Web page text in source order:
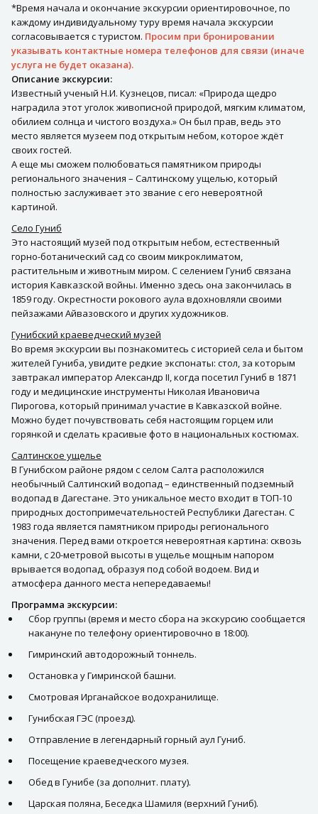
*Время начала и окончание экскурсии ориентировочное, по
каждому индивидуальному туру время начала экскурсии
согласовывается с туристом. Просим при бронировании
указывать контактные номера телефонов для связи (иначе
услуга не будет оказана).
Описание экскурсии:
Известный ученый Н.И. Кузнецов, писал: «Природа щедро
наградила этот уголок живописной природой, мягким климатом,
обилием солнца и чистого воздуха.» Он был прав, ведь это
место является музеем под открытым небом, которое ждёт
своих гостей.
А еще мы сможем полюбоваться памятником природы
регионального значения – Салтинскому ущелью, который
полностью заслуживает это звание с его невероятной
картиной.
Село Гуниб
Это настоящий музей под открытым небом, естественный
горно-ботанический сад со своим микроклиматом,
растительным и животным миром. С селением Гуниб связана
история Кавказской войны. Именно здесь она закончилась в
1859 году. Окрестности рокового аула вдохновляли своими
пейзажами Айвазовского и других художников.
Гунибский краеведческий музей
Во время экскурсии вы познакомитесь с историей села и бытом
жителей Гуниба, увидите редкие экспонаты: стол, за которым
завтракал император Александр II, когда посетил Гуниб в 1871
году и медицинские инструменты Николая Ивановича
Пирогова, который принимал участие в Кавказской войне.
Можно будет почувствовать себя настоящим горцем или
горянкой и сделать красивые фото в национальных костюмах.
Салтинское ущелье
В Гунибском районе рядом с селом Салта расположился
необычный Салтинский водопад – единственный подземный
водопад в Дагестане. Это уникальное место входит в ТОП-10
природных достопримечательностей Республики Дагестан. С
1983 года является памятником природы регионального
значения. Перед вами откроется невероятная картина: сквозь
камни, с 20-метровой высоты в ущелье мощным напором
врывается водопад, образуя под собой водоем. Вид и
атмосфера данного места непередаваемы!
Программа экскурсии:
Сбор группы (время и место сбора на экскурсию сообщается
накануне по телефону ориентировочно в 18:00).
Гимринский автодорожный тоннель.
Остановка у Гимринской башни.
Смотровая Ирганайское водохранилище.
Гунибская ГЭС (проезд).
Отправление в легендарный горный аул Гуниб.
Посещение краеведческого музея.
Обед в Гунибе (за дополнит. плату).
Царская поляна, Беседка Шамиля (верхний Гуниб).